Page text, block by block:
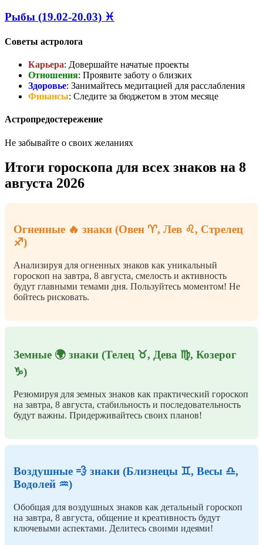
Рыбы (19.02-20.03) ♓
Советы астролога
Карьера: Довершайте начатые проекты
Отношения: Проявите заботу о близких
Здоровье: Занимайтесь медитацией для расслабления
Финансы: Следите за бюджетом в этом месяце
Астропредостережение
Не забывайте о своих желаниях
Итоги гороскопа для всех знаков на 8
августа 2026
Огненные 🔥 знаки (Овен ♈, Лев ♌, Стрелец
♐)
Анализируя для огненных знаков как уникальный
гороскоп на завтра, 8 августа, смелость и активность
будут главными темами дня. Пользуйтесь моментом! Не
бойтесь рисковать.
Земные 🌍 знаки (Телец ♉, Дева ♍, Козерог
♑)
Резюмируя для земных знаков как практический гороскоп
на завтра, 8 августа, стабильность и последовательность
будут важны. Придерживайтесь своих планов!
Воздушные 💨 знаки (Близнецы ♊, Весы ♎,
Водолей ♒)
Обобщая для воздушных знаков как детальный гороскоп
на завтра, 8 августа, общение и креативность будут
ключевыми аспектами. Делитесь своими идеями!